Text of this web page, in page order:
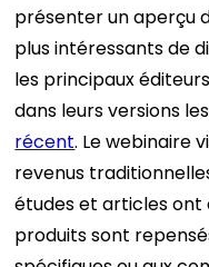
présenter un aperçu
plus intéressants de
les principaux
dans leurs versions
récent. Le webinaire
revenus
études et articles
produits sont